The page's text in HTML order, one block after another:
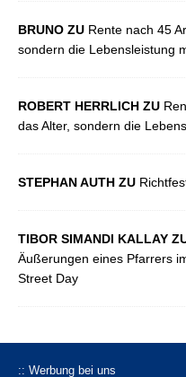
BRUNO ZU Rente nach 45
sondern die Lebensleistung
ROBERT HERRLICH ZU
das Alter, sondern die
STEPHAN AUTH ZU
TIBOR SIMANDI KALLAY
Äußerungen eines Pfarrers
Street Day
:: Werbung bei uns